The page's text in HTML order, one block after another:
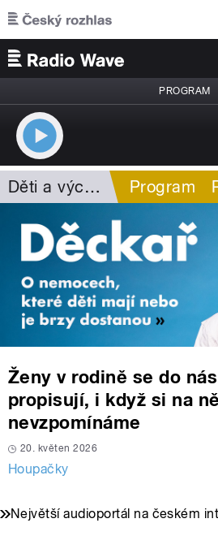
Přejít k hlavnímu obsahu
PROGRAM
Děti a výchova Program
Ženy v rodině se do
propisují, i když si na
nevzpomínáme
20. květen 2026
Houpačky
Největší audioportál na českém